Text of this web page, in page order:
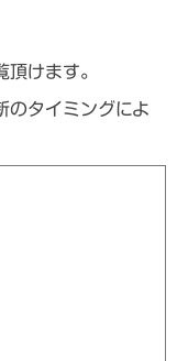
けます。
のタイミングによ